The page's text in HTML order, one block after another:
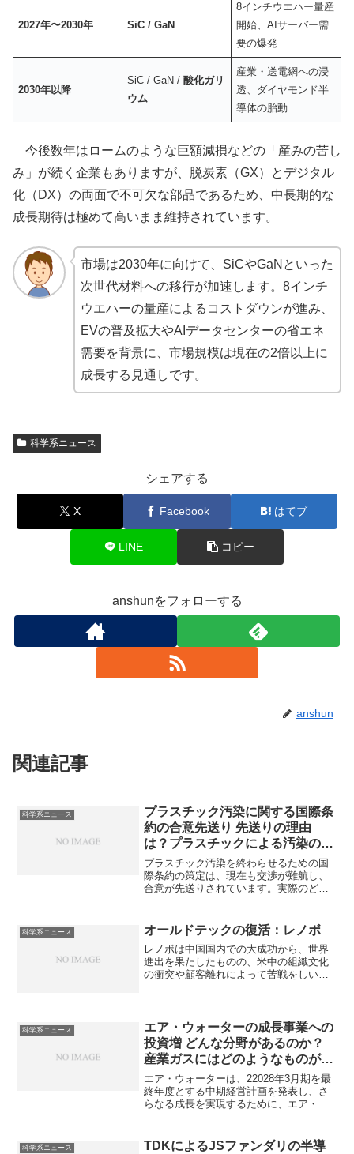
2027年〜2030年 SiC / GaN
8インチウエハー量産
開始、AIサーバー需
要の爆発
2030年以降
SiC / GaN /酸化ガリ
ウム
産業・送電網への浸
透、ダイヤモンド半
導体の胎動
今後数年はロームのような巨額減損などの「産みの苦し
み」が続く企業もありますが、脱炭素（GX）とデジタル
化（DX）の両面で不可欠な部品であるため、中長期的な
成長期待は極めて高いまま維持されています。
市場は2030年に向けて、SiCやGaNといった
次世代材料への移行が加速します。8インチ
ウエハーの量産によるコストダウンが進み、
EVの普及拡大やAIデータセンターの省エネ
需要を背景に、市場規模は現在の2倍以上に
成長する見通しです。
科学系ニュース
シェアする
X Facebook はてブ
LINE コピー
anshunをフォローする
anshun
関連記事
科学系ニュース
プラスチック汚染に関する国際条
約の合意先送り 先送りの理由
は？プラスチックによる汚染の実
例は？
プラスチック汚染を終わらせるための国
際条約の策定は、現在も交渉が難航し、
合意が先送りされています。実際のどの
す。
科学系ニュース オールドテックの復活：レノボ
レノボは中国国内での大成功から、世界
進出を果たしたものの、米中の組織文化
の衝突や顧客離れによって苦戦をしいら
科学系ニュース
エア・ウォーターの成長事業への
投資増 どんな分野があるのか？
産業ガスにはどのようなものがあ
るのか？
エア・ウォーターは、22028年3月期を最
終年度とする中期経営計画を発表し、さ
らなる成長を実現するために、エア・ウ
と位置付けて投資を増加するとされてい
科学系ニュース
TDKによるJSファンダリの半導